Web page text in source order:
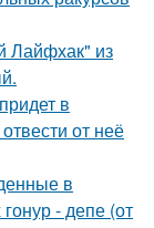
Лайфхак" из
в
от неё
в
- депе (от